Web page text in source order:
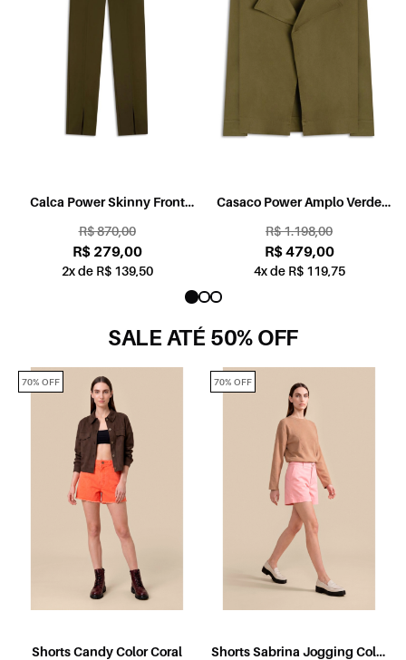
Calca Power Skinny Front
R$ 870,00
R$ 279,00
2x de R$ 139,50
Casaco Power Amplo Verde
R$ 1.198,00
R$ 479,00
4x de R$ 119,75
SALE ATÉ 50% OFF
Shorts Candy Color Coral
70% OFF
Shorts Sabrina Jogging Color
70% OFF